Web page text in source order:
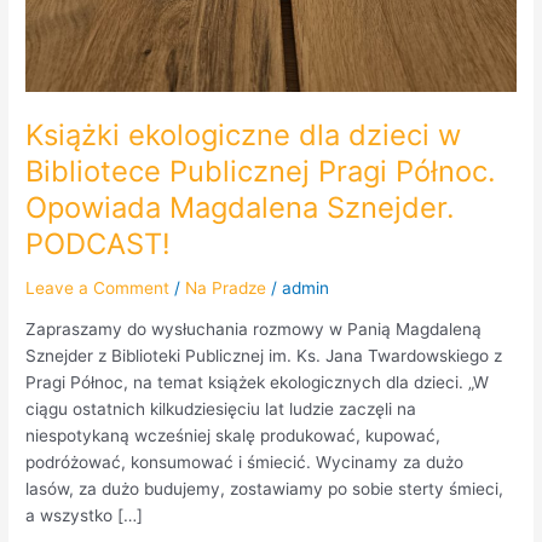
Książki ekologiczne dla dzieci w
Bibliotece Publicznej Pragi Północ.
Opowiada Magdalena Sznejder.
PODCAST!
Leave a Comment / Na Pradze /admin
Zapraszamy do wysłuchania rozmowy w Panią Magdaleną
Sznejder z Biblioteki Publicznej im. Ks. Jana Twardowskiego z
Pragi Północ, na temat książek ekologicznych dla dzieci. „W
ciągu ostatnich kilkudziesięciu lat ludzie zaczęli na
niespotykaną wcześniej skalę produkować, kupować,
podróżować, konsumować i śmiecić. Wycinamy za dużo
lasów, za dużo budujemy, zostawiamy po sobie sterty śmieci,
a wszystko […]